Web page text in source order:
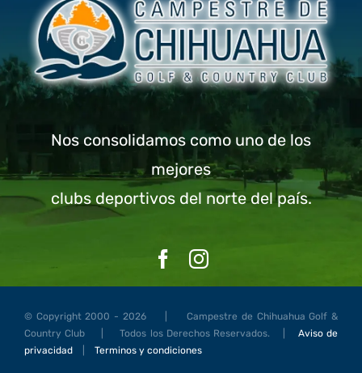
Nos consolidamos como uno de los
mejores
clubs deportivos del norte del país.
© Copyright 2000 - 2026 | Campestre de Chihuahua Golf &
Country Club | Todos los Derechos Reservados. | Aviso de
privacidad| Terminos y condiciones